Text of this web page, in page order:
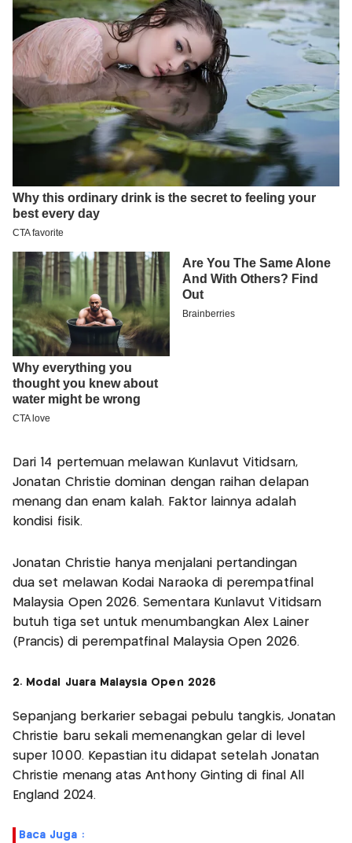
Dari 14 pertemuan melawan Kunlavut Vitidsarn,
Jonatan Christie dominan dengan raihan delapan
menang dan enam kalah. Faktor lainnya adalah
kondisi fisik.
Jonatan Christie hanya menjalani pertandingan
dua set melawan Kodai Naraoka di perempatfinal
Malaysia Open 2026. Sementara Kunlavut Vitidsarn
butuh tiga set untuk menumbangkan Alex Lainer
(Prancis) di perempatfinal Malaysia Open 2026.
2. Modal Juara Malaysia Open 2026
Sepanjang berkarier sebagai pebulu tangkis, Jonatan
Christie baru sekali memenangkan gelar di level
super 1000. Kepastian itu didapat setelah Jonatan
Christie menang atas Anthony Ginting di final All
England 2024.
Baca Juga :